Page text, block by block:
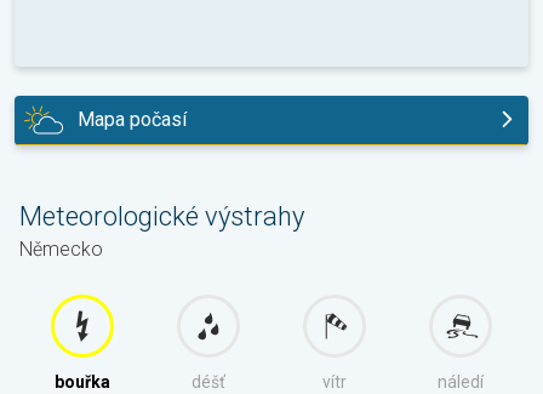
Mapa počasí
Meteorologické výstrahy
Německo
bouřka déšť vítr náledí